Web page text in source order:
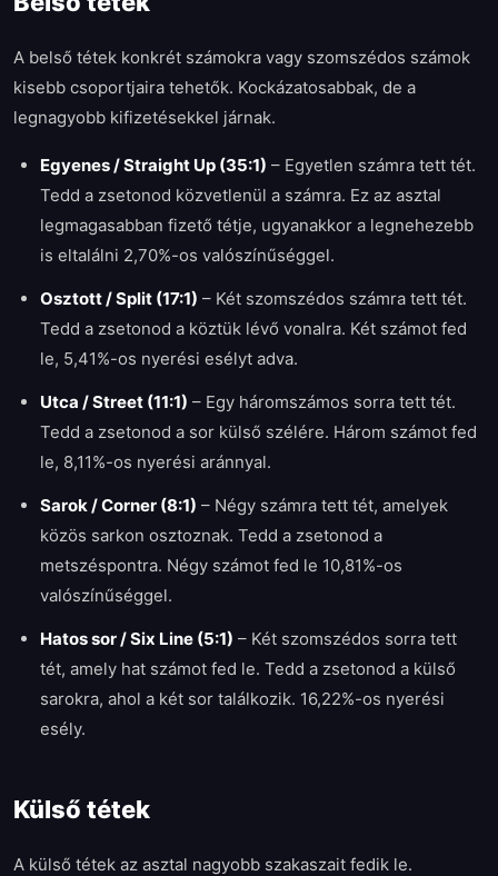
A belső tétek konkrét számokra vagy szomszédos számok
kisebb csoportjaira tehetők. Kockázatosabbak, de a
legnagyobb kifizetésekkel járnak.
Egyenes / Straight Up (35:1) – Egyetlen számra tett tét.
Tedd a zsetonod közvetlenül a számra. Ez az asztal
legmagasabban fizető tétje, ugyanakkor a legnehezebb
is eltalálni 2,70%-os valószínűséggel.
Osztott / Split (17:1) – Két szomszédos számra tett tét.
Tedd a zsetonod a köztük lévő vonalra. Két számot fed
le, 5,41%-os nyerési esélyt adva.
Utca / Street (11:1) – Egy háromszámos sorra tett tét.
Tedd a zsetonod a sor külső szélére. Három számot fed
le, 8,11%-os nyerési aránnyal.
Sarok / Corner (8:1) – Négy számra tett tét, amelyek
közös sarkon osztoznak. Tedd a zsetonod a
metszéspontra. Négy számot fed le 10,81%-os
valószínűséggel.
Hatos sor / Six Line (5:1) – Két szomszédos sorra tett
tét, amely hat számot fed le. Tedd a zsetonod a külső
sarokra, ahol a két sor találkozik. 16,22%-os nyerési
esély.
Külső tétek
A külső tétek az asztal nagyobb szakaszait fedik le.